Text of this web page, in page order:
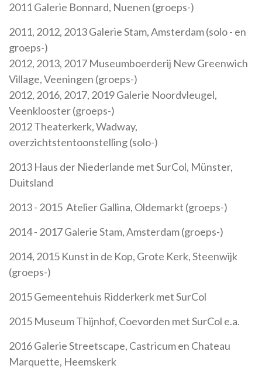
2011 Galerie Bonnard, Nuenen (groeps-)
2011, 2012, 2013 Galerie Stam, Amsterdam (solo - en
groeps-)
2012, 2013, 2017 Museumboerderij New Greenwich
Village, Veeningen (groeps-)
2012, 2016, 2017, 2019 Galerie Noordvleugel,
Veenklooster (groeps-)
2012 Theaterkerk, Wadway,
overzichtstentoonstelling (solo-)
2013 Haus der Niederlande met SurCol, Münster,
Duitsland
2013 - 2015 Atelier Gallina, Oldemarkt (groeps-)
2014 - 2017 Galerie Stam, Amsterdam (groeps-)
2014, 2015 Kunst in de Kop, Grote Kerk, Steenwijk
(groeps-)
2015 Gemeentehuis Ridderkerk met SurCol
2015 Museum Thijnhof, Coevorden met SurCol e.a.
2016 Galerie Streetscape, Castricum en Chateau
Marquette, Heemskerk